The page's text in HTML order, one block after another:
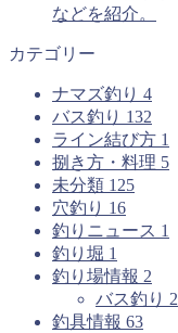
などを紹介。
カテゴリー
ナマズ釣り 4
バス釣り 132
ライン結び方 1
捌き方・料理 5
未分類 125
穴釣り 16
釣りニュース 1
釣り堀 1
釣り場情報 2
バス釣り 2
釣具情報 63